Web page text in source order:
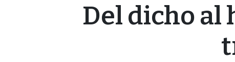
Del dicho al